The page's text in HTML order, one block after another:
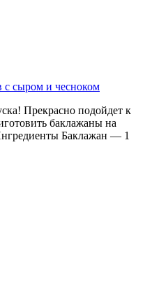
с сыром и чесноком
Прекрасно подойдет к
баклажаны на
Баклажан — 1